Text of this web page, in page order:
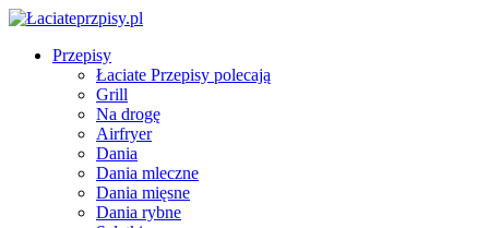
Przepisy
Łaciate Przepisy polecają
Grill
Na drogę
Airfryer
Dania
Dania mleczne
Dania mięsne
Dania rybne